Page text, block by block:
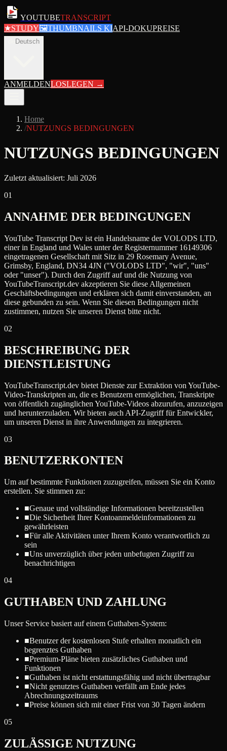
YOUTUBETRANSCRIPT
★STUDY🖼THUMBNAILS KIAPI-DOKUPREISE
Deutsch
ANMELDENLOSLEGEN →
Home
/NUTZUNGS BEDINGUNGEN
NUTZUNGS BEDINGUNGEN
Zuletzt aktualisiert: Juli 2026
01
ANNAHME DER BEDINGUNGEN
YouTube Transcript Dev ist ein Handelsname der VOLODS LTD,
einer in England und Wales unter der Registernummer 16149306
eingetragenen Gesellschaft mit Sitz in 29 Rosemary Avenue,
Grimsby, England, DN34 4JN ("VOLODS LTD", "wir", "uns"
oder "unser"). Durch den Zugriff auf und die Nutzung von
YouTubeTranscript.dev akzeptieren Sie diese Allgemeinen
Geschäftsbedingungen und erklären sich damit einverstanden, an
diese gebunden zu sein. Wenn Sie diesen Bedingungen nicht
zustimmen, nutzen Sie unseren Dienst bitte nicht.
02
BESCHREIBUNG DER
DIENSTLEISTUNG
YouTubeTranscript.dev bietet Dienste zur Extraktion von YouTube-
Video-Transkripten an, die es Benutzern ermöglichen, Transkripte
von öffentlich zugänglichen YouTube-Videos abzurufen, anzuzeigen
und herunterzuladen. Wir bieten auch API-Zugriff für Entwickler,
um unseren Dienst in ihre Anwendungen zu integrieren.
03
BENUTZERKONTEN
Um auf bestimmte Funktionen zuzugreifen, müssen Sie ein Konto
erstellen. Sie stimmen zu:
■Genaue und vollständige Informationen bereitzustellen
■Die Sicherheit Ihrer Kontoanmeldeinformationen zu
gewährleisten
■Für alle Aktivitäten unter Ihrem Konto verantwortlich zu
sein
■Uns unverzüglich über jeden unbefugten Zugriff zu
benachrichtigen
04
GUTHABEN UND ZAHLUNG
Unser Service basiert auf einem Guthaben-System:
■Benutzer der kostenlosen Stufe erhalten monatlich ein
begrenztes Guthaben
■Premium-Pläne bieten zusätzliches Guthaben und
Funktionen
■Guthaben ist nicht erstattungsfähig und nicht übertragbar
■Nicht genutztes Guthaben verfällt am Ende jedes
Abrechnungszeitraums
■Preise können sich mit einer Frist von 30 Tagen ändern
05
ZULÄSSIGE NUTZUNG